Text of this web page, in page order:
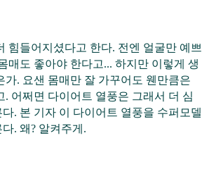
힘들어지셨다고 한다. 전엔 얼굴만 예쁘
매도 좋아야 한다고... 하지만 이렇게 생
가. 요샌 몸매만 잘 가꾸어도 웬만큼은
. 어쩌면 다이어트 열풍은 그래서 더 심
. 본 기자 이 다이어트 열풍을 수퍼모델
. 왜? 알켜주게.